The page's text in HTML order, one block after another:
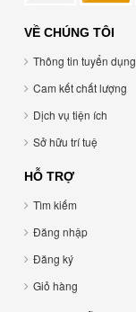
VỀ CHÚNG TÔI
Thông tin tuyển dụng
Cam kết chất lượng
Dịch vụ tiện ích
Sở hữu trí tuệ
HỖ TRỢ
Tìm kiếm
Đăng nhập
Đăng ký
Giỏ hàng